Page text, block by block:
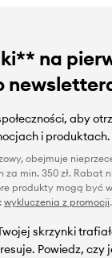
na
aby
i produktach.
obejmuje
min. 350 zł. Rabat
produkty mogą być
wykluczenia z promocji.
skrzynki
Powiedz, czy